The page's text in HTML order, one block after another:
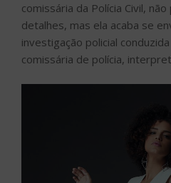
comissária da Polícia Civil,
detalhes, mas ela acaba se
investigação policial
comissária de polícia,